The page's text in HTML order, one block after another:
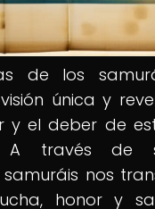
de los
única y
y el deber de
A través de
nos
honor y